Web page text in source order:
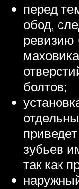
перед
обод,
ревизию
болтов;
зубьев
так как